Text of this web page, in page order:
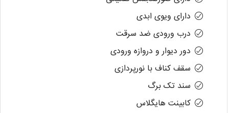
دارای ویوی ابدی
درب ورودی ضد سرقت
دور دیوار و دروازه ورودی
سقف کناف با نورپردازی
سند تک برگ
کابینت هایگلاس